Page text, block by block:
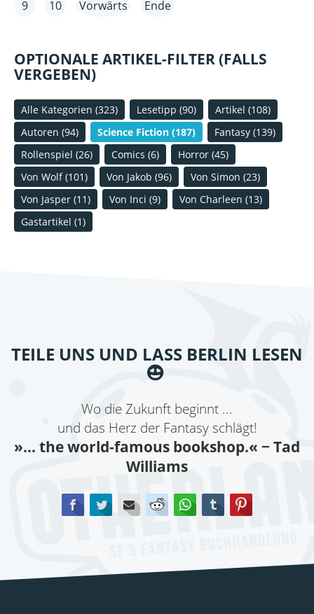
9 10 Vorwärts Ende
OPTIONALE ARTIKEL-FILTER (FALLS
VERGEBEN)
Alle Kategorien (323) Lesetipp (90) Artikel (108)
Autoren (94) Science Fiction (187) Fantasy (139)
Rollenspiel (26) Comics (6) Horror (45)
Von Wolf (101) Von Jakob (96) Von Simon (23)
Von Jasper (11) Von Inci (9) Von Charleen (13)
Gastartikel (1)
TEILE UNS UND LASS BERLIN LESEN
Wo die Zukunft beginnt ...
und das Herz der Fantasy schlägt!
»... the world-famous bookshop.« − Tad
Williams
FacebookTwitterE-mail Reddit WhatsApp
tumblr